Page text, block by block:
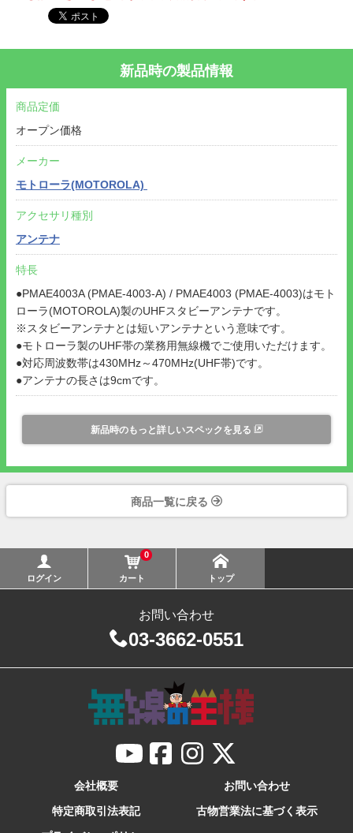
新品時の製品情報
商品定価
オープン価格
メーカー
モトローラ(MOTOROLA)
アクセサリ種別
アンテナ
特長
●PMAE4003A (PMAE-4003-A) / PMAE4003 (PMAE-4003)はモト
ローラ(MOTOROLA)製のUHFスタビーアンテナです。
※スタビーアンテナとは短いアンテナという意味です。
●モトローラ製のUHF帯の業務用無線機でご使用いただけます。
●対応周波数帯は430MHz～470MHz(UHF帯)です。
●アンテナの長さは9cmです。
新品時のもっと詳しいスペックを見る
商品一覧に戻る
ログイン
0
カート トップ
お問い合わせ
03-3662-0551
会社概要
お問い合わせ
特定商取引法表記
古物営業法に基づく表示